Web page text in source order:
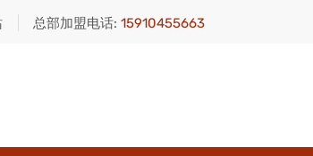
总部加盟电话: 15910455663